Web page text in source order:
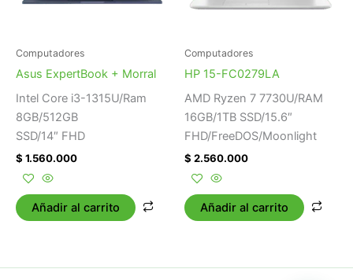
Computadores
Asus ExpertBook + Morral
Intel Core i3-1315U/Ram
8GB/512GB
SSD/14″ FHD
$ 1.560.000
Añadir al carrito
Computadores
HP 15-FC0279LA
AMD Ryzen 7 7730U/RAM
16GB/1TB SSD/15.6″
FHD/FreeDOS/Moonlight
$ 2.560.000
Añadir al carrito